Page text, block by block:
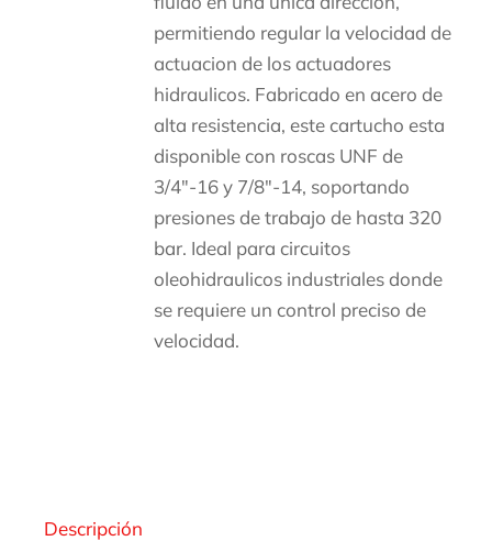
permitiendo regular la velocidad de
actuacion de los actuadores
hidraulicos. Fabricado en acero de
alta resistencia, este cartucho esta
disponible con roscas UNF de
3/4″-16 y 7/8″-14, soportando
presiones de trabajo de hasta 320
bar. Ideal para circuitos
oleohidraulicos industriales donde
se requiere un control preciso de
velocidad.
Descripción